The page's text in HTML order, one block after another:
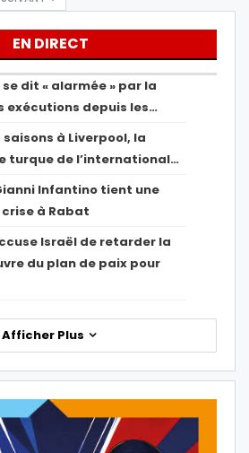
EN DIRECT
se dit « alarmée » par la
exécutions depuis les…
à Liverpool, la
turque de l’international…
Infantino tient une
à Rabat
Israël de retarder la
du plan de paix pour
Afficher Plus